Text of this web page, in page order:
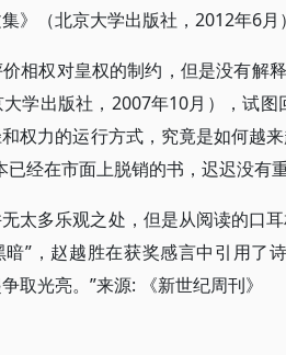
》（北京大学出版社，2012年6
相权对皇权的制约，但是没有解
学出版社，2007年10月），试
权力的运行方式，究竟是如何越
已经在市面上脱销的书，迟迟没有重
太多乐观之处，但是从阅读的口
”，赵越胜在获奖感言中引用了
取光亮。”来源: 《新世纪周刊》